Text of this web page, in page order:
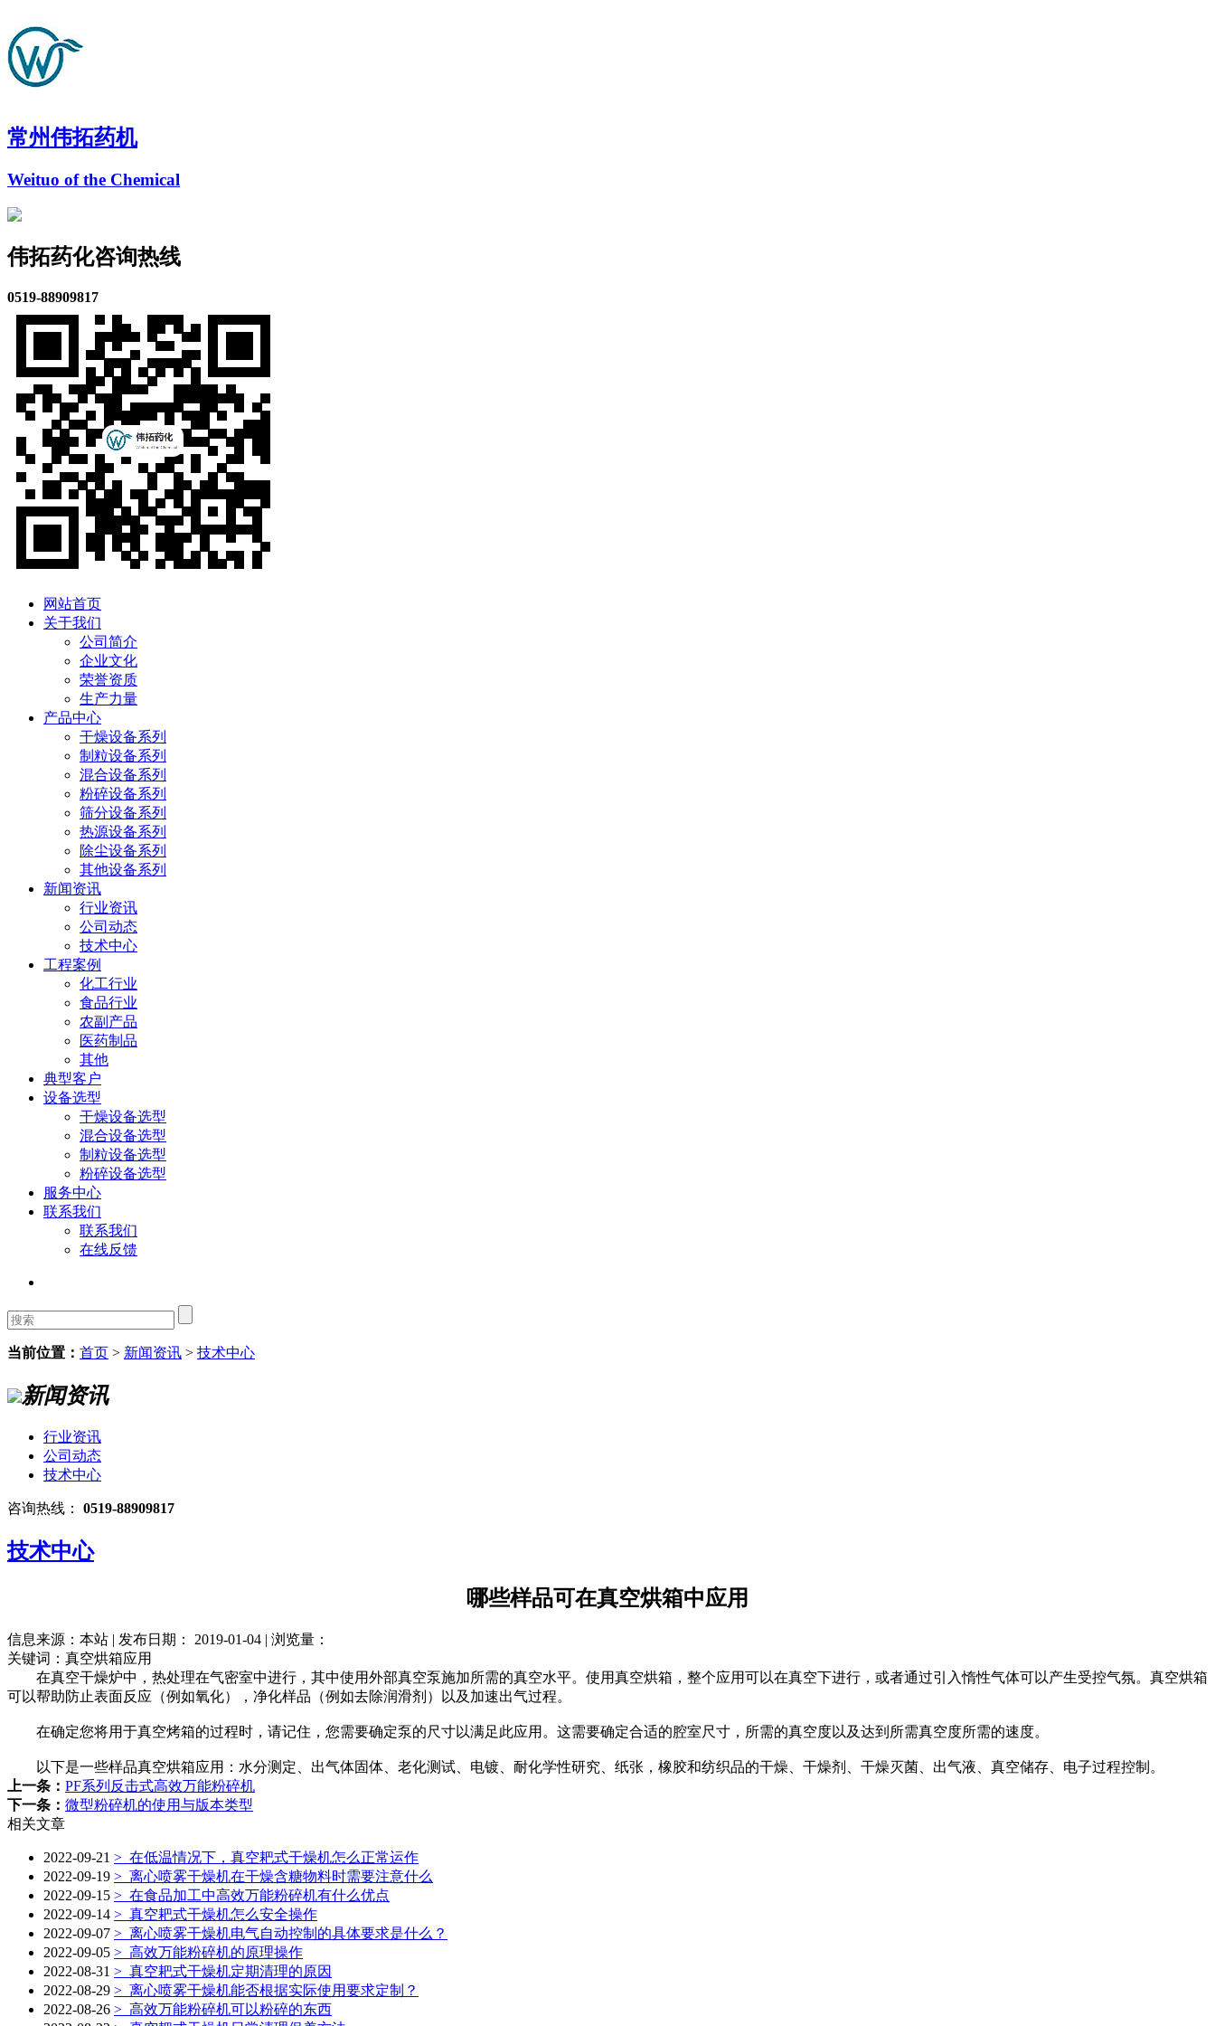
常州伟拓药机
Weituo of the Chemical
伟拓药化咨询热线
0519-88909817
网站首页
关于我们
公司简介
企业文化
荣誉资质
生产力量
产品中心
干燥设备系列
制粒设备系列
混合设备系列
粉碎设备系列
筛分设备系列
热源设备系列
除尘设备系列
其他设备系列
新闻资讯
行业资讯
公司动态
技术中心
工程案例
化工行业
食品行业
农副产品
医药制品
其他
典型客户
设备选型
干燥设备选型
混合设备选型
制粒设备选型
粉碎设备选型
服务中心
联系我们
联系我们
在线反馈
当前位置： 首页 > 新闻资讯 > 技术中心
新闻资讯
行业资讯
公司动态
技术中心
咨询热线： 0519-88909817
技术中心
哪些样品可在真空烘箱中应用
信息来源：本站 | 发布日期： 2019-01-04 | 浏览量：
关键词：真空烘箱应用
在真空干燥炉中，热处理在气密室中进行，其中使用外部真空泵施加所需的真空水平。使用真空烘箱，整个应用可以在真空下进行，或者通过引入惰性气体可以产生受控气氛。真空烘箱
可以帮助防止表面反应（例如氧化），净化样品（例如去除润滑剂）以及加速出气过程。
在确定您将用于真空烤箱的过程时，请记住，您需要确定泵的尺寸以满足此应用。这需要确定合适的腔室尺寸，所需的真空度以及达到所需真空度所需的速度。
以下是一些样品真空烘箱应用：水分测定、出气体固体、老化测试、电镀、耐化学性研究、纸张，橡胶和纺织品的干燥、干燥剂、干燥灭菌、出气液、真空储存、电子过程控制。
上一条： PF系列反击式高效万能粉碎机
下一条： 微型粉碎机的使用与版本类型
相关文章
2022-09-21 > 在低温情况下，真空耙式干燥机怎么正常运作
2022-09-19 > 离心喷雾干燥机在干燥含糖物料时需要注意什么
2022-09-15 > 在食品加工中高效万能粉碎机有什么优点
2022-09-14 > 真空耙式干燥机怎么安全操作
2022-09-07 > 离心喷雾干燥机电气自动控制的具体要求是什么？
2022-09-05 > 高效万能粉碎机的原理操作
2022-08-31 > 真空耙式干燥机定期清理的原因
2022-08-29 > 离心喷雾干燥机能否根据实际使用要求定制？
2022-08-26 > 高效万能粉碎机可以粉碎的东西